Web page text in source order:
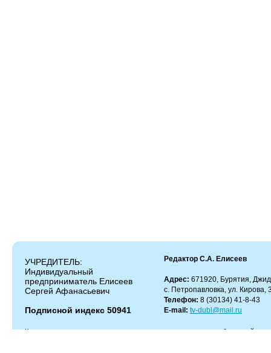
УЧРЕДИТЕЛЬ:
Индивидуальный
предприниматель Елисеев
Сергей Афанасьевич
Подписной индекс 50941
Редактор С.А. Елисеев
Адрес: 671920, Бурятия,
с. Петропавловка, ул. Кирова,
Телефон: 8 (30134) 41-8-43
E-mail: tv-dubl@mail.ru
Копирование и цитирование материалов разрешено только с работающей